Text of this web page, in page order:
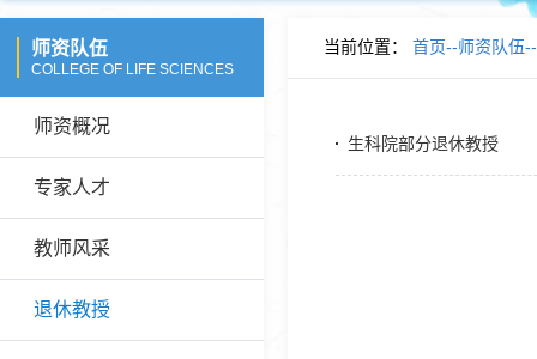
师资队伍
COLLEGE OF LIFE SCIENCES
师资概况
专家人才
教师风采
退休教授
当前位置： 首页--师资队伍--
生科院部分退休教授